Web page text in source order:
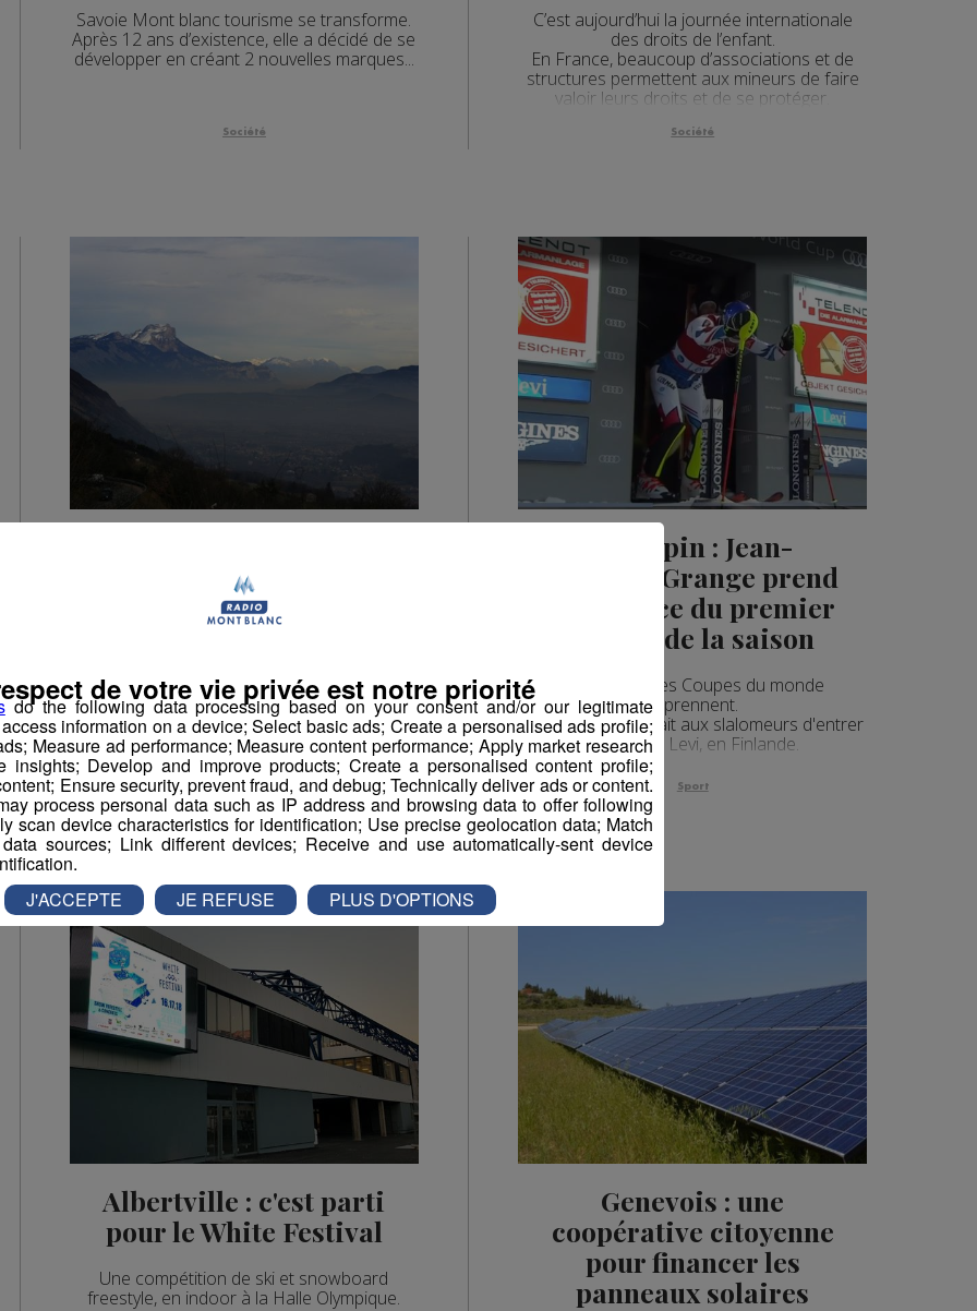
Savoie Mont blanc tourisme se transforme.
Après 12 ans d’existence, elle a décidé de se
développer en créant 2 nouvelles marques...
Société
C’est aujourd’hui la journée internationale
des droits de l’enfant.
En France, beaucoup d’associations et de
structures permettent aux mineurs de faire
valoir leurs droits et de se protéger.
Société
protection de
l'atmosphère doit être
affiné
La deuxième version du Plan de Protection
de l'Atmosphère est en cours de finalisation.
Environnement
Ski alpin : Jean-
Baptiste Grange prend
la 5e place du premier
slalom de la saison
Petit à petit, les Coupes du monde
reprennent.
Ce week-end, c'était aux slalomeurs d'entrer
en piste, à Levi, en Finlande.
Sport
Albertville : c'est parti
pour le White Festival
Une compétition de ski et snowboard
freestyle, en indoor à la Halle Olympique.
Genevois : une
coopérative citoyenne
pour financer les
panneaux solaires
do the following data processing based on your consent and/or our legitimate
information on a device; Select basic ads; Create a personalised ads profile;
Measure ad performance; Measure content performance; Apply market research
insights; Develop and improve products; Create a personalised content profile;
Ensure security, prevent fraud, and debug; Technically deliver ads or content.
process personal data such as IP address and browsing data to offer following
scan device characteristics for identification; Use precise geolocation data; Match
sources; Link different devices; Receive and use automatically-sent device
de votre vie privée est notre priorité
J'ACCEPTE JE REFUSE PLUS D'OPTIONS